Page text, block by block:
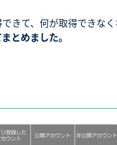
きて、何が取得できなく
とめました。